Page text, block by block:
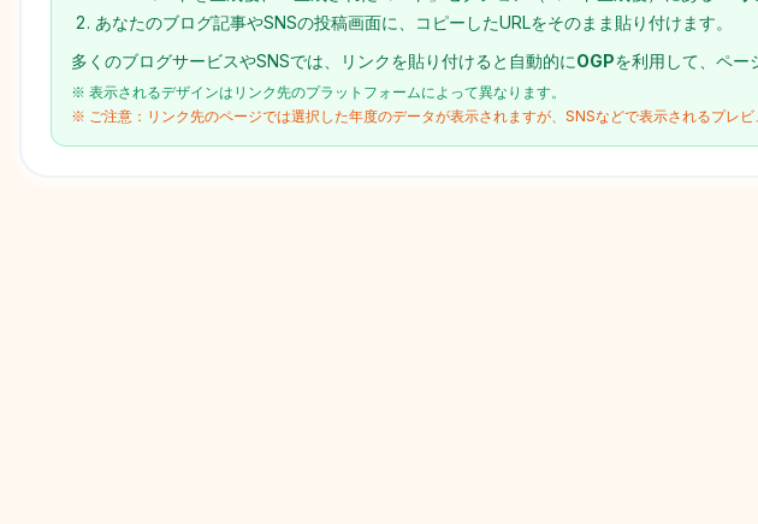
あなたのブログ記事やSNSの投稿画面に、コピーしたURLをそのまま貼り付けます。
多くのブログサービスやSNSでは、リンクを貼り付けると自動的にOGPを利用して、ペー
※ 表示されるデザインはリンク先のプラットフォームによって異なります。
※ ご注意：リンク先のページでは選択した年度のデータが表示されますが、SNSなどで表示されるプレ